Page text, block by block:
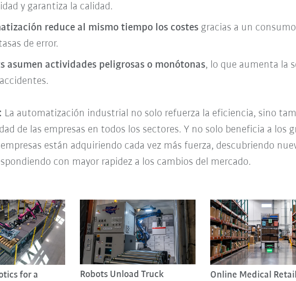
y garantiza la calidad.
reduce al mismo tiempo los costesgracias a un
de error.
asumen actividades peligrosas o monótonas, lo que aumenta la
La automatización industrial no solo refuerza la eficiencia, sino
de las empresas en todos los sectores. Y no solo beneficia a los
están adquiriendo cada vez más fuerza, descubriendo
con mayor rapidez a los cambios del mercado.
for a
Robots Unload Truck
Online Medical